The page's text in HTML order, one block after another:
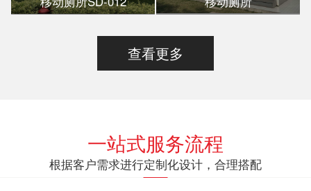
查看更多
一站式服务流程
根据客户需求进行定制化设计，合理搭配